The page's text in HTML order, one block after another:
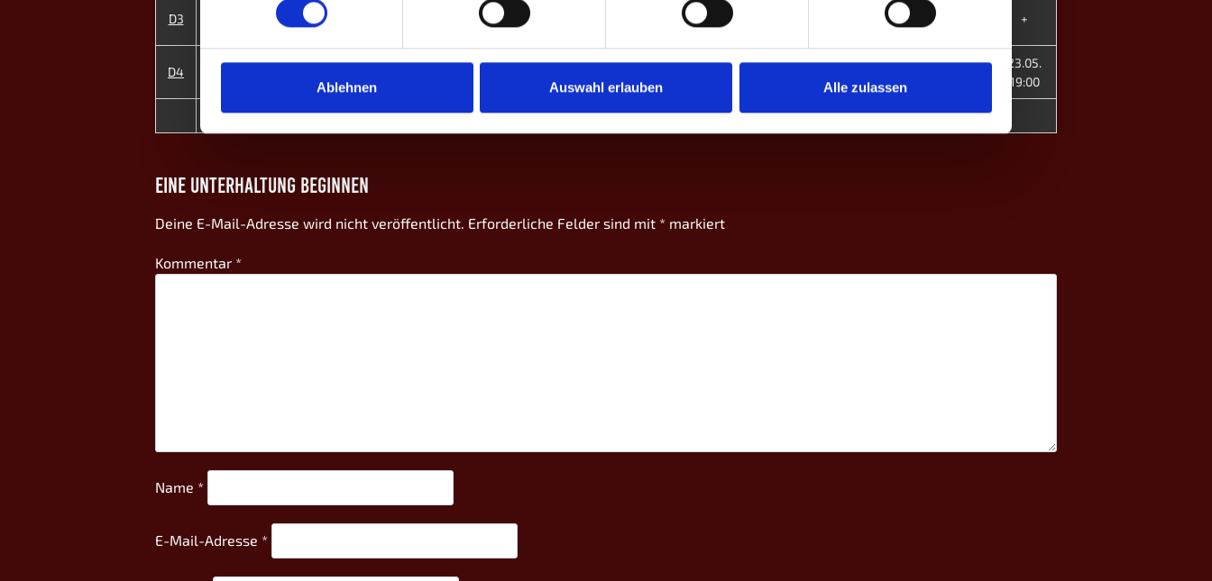
Ablehnen Auswahl erlauben Alle zulassen
D3
Lars R.
Aggi R. ♀
7:10 | 13:11 | 10:8 | 11:13 | 10:7 | 13:11
65.5
52.4
Daniel M.
Nina K. ♀
+
D4
Robin R.
74.0
46.4
Tim Blessing
Jana Lenz ♀
6
23.05.
19:00
6MP 14 +19 65.0 58.4 -19 8 2MP
EINE UNTERHALTUNG BEGINNEN
Deine E-Mail-Adresse wird nicht veröffentlicht. Erforderliche Felder sind mit * markiert
Kommentar *
Name *
E-Mail-Adresse *